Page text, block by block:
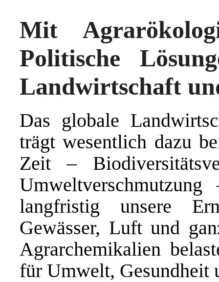
Mit
Politische
Landwirtschaft
Das globale
trägt wesentlich dazu
Zeit –
langfristig unsere
Gewässer, Luft und
Agrarchemikalien
für Umwelt, Gesundheit